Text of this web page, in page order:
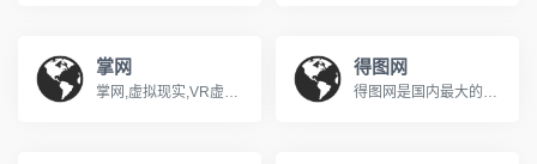
掌网
掌网,虚拟现实,VR虚拟现实,人机交互,立体视觉,3D采集,VR分体机领跑者www.3dinlife.com
得图网
得图网是国内最大的在线360度全景及VR内容门户，拥有全网最丰富的虚拟现实内容资源，为用户提供全景图片和全景视频的观看、上传和分享。www.detu.com